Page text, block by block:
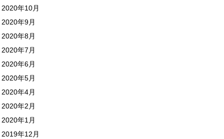
2020年10月
2020年9月
2020年8月
2020年7月
2020年6月
2020年5月
2020年4月
2020年2月
2020年1月
2019年12月